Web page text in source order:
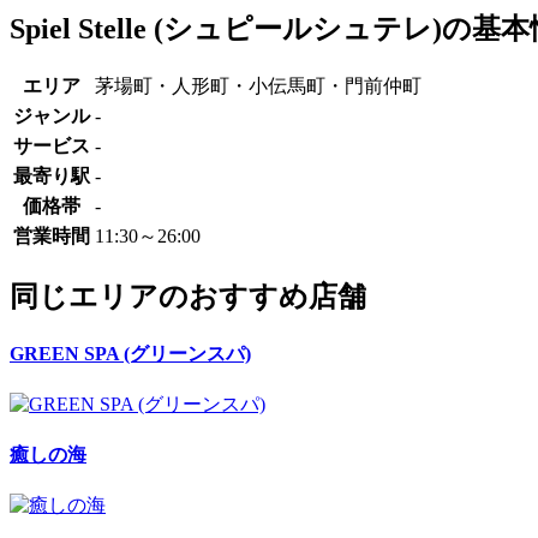
Spiel Stelle (シュピールシュテレ)の基本
エリア
茅場町・人形町・小伝馬町・門前仲町
ジャンル -
サービス -
最寄り駅 -
価格帯
-
営業時間 11:30～26:00
同じエリアのおすすめ店舗
GREEN SPA (グリーンスパ)
癒しの海